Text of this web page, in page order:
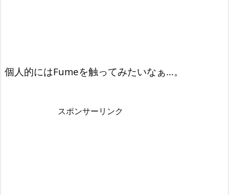
個人的にはFumeを触ってみたいなぁ…。
スポンサーリンク